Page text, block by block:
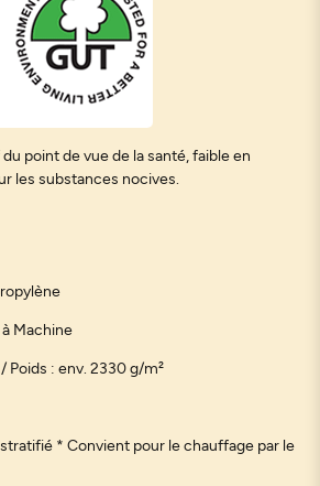
point de vue de la santé, faible en
les substances nocives.
Machine
Poids : env. 2330 g/m²
* Convient pour le chauffage par le